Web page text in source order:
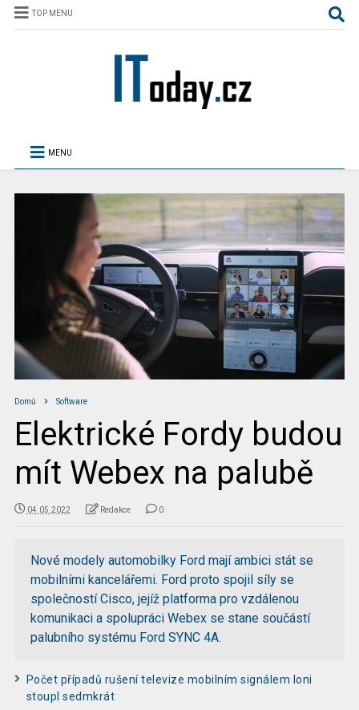
TOP MENU
MENU
Domů Software
Elektrické Fordy budou
mít Webex na palubě
04.05.2022 Redakce 0
Nové modely automobilky Ford mají ambici stát se
mobilními kancelářemi. Ford proto spojil síly se
společností Cisco, jejíž platforma pro vzdálenou
komunikaci a spolupráci Webex se stane součástí
palubního systému Ford SYNC 4A.
Počet případů rušení televize mobilním signálem loni
stoupl sedmkrát